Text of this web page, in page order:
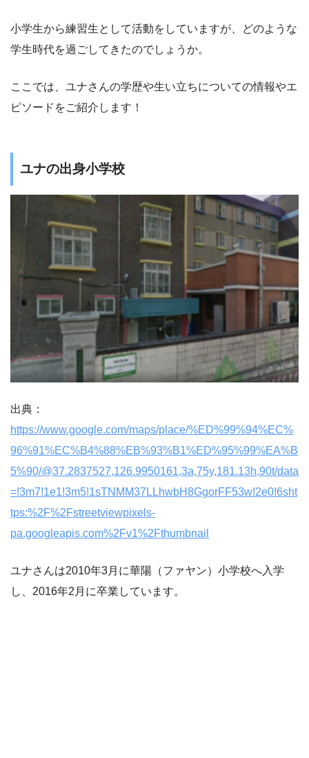
小学生から練習生として活動をしていますが、どのような
学生時代を過ごしてきたのでしょうか。
ここでは、ユナさんの学歴や生い立ちについての情報やエ
ピソードをご紹介します！
ユナの出身小学校
出典：
https://www.google.com/maps/place/%ED%99%94%EC%
96%91%EC%B4%88%EB%93%B1%ED%95%99%EA%B
5%90/@37.2837527,126.9950161,3a,75y,181.13h,90t/data
=!3m7!1e1!3m5!1sTNMM37LLhwbH8GgorFF53w!2e0!6sht
tps:%2F%2Fstreetviewpixels-
pa.googleapis.com%2Fv1%2Fthumbnail
ユナさんは2010年3月に華陽（ファヤン）小学校へ入学
し、2016年2月に卒業しています。